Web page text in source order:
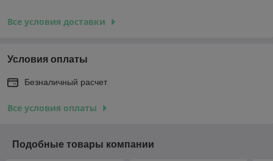
Все условия доставки
Условия оплаты
Безналичный расчет
Все условия оплаты
Подобные товары компании